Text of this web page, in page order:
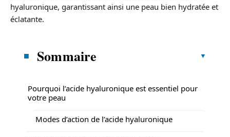
hyaluronique, garantissant ainsi une peau bien hydratée et
éclatante.
Sommaire
Pourquoi l’acide hyaluronique est essentiel pour
votre peau
Modes d’action de l’acide hyaluronique